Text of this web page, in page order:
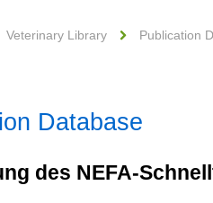
Veterinary Library Publication
Database
des NEFA-